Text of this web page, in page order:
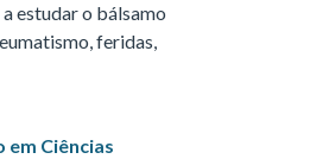
estudar o bálsamo
feridas,
em Ciências